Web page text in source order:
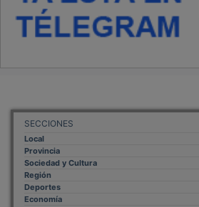
SECCIONES
Local
Provincia
Sociedad y Cultura
Región
Deportes
Economía
Opinión